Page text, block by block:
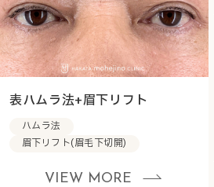
表ハムラ法+眉下リフト
ハムラ法
眉下リフト(眉毛下切開)
VIEW MORE